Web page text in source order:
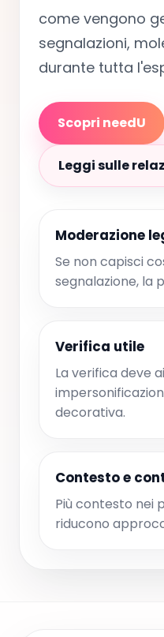
come vengono
segnalazioni,
durante tutta
Scopri needU
Leggi sulle
Moderazione
Se non capisci
segnalazione, la
Verifica utile
La verifica deve
decorativa.
Contesto e
Più contesto nei
riducono